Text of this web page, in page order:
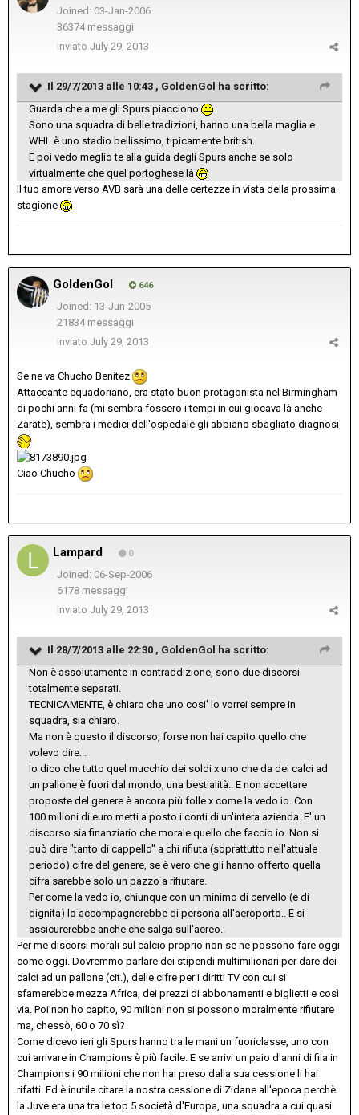
Joined: 03-Jan-2006
36374 messaggi
Inviato July 29, 2013
Il 29/7/2013 alle 10:43 , GoldenGol ha scritto:
Guarda che a me gli Spurs piacciono
Sono una squadra di belle tradizioni, hanno una bella maglia e
WHL è uno stadio bellissimo, tipicamente british.
E poi vedo meglio te alla guida degli Spurs anche se solo
virtualmente che quel portoghese là
Il tuo amore verso AVB sarà una delle certezze in vista della prossima
stagione
GoldenGol 646
Joined: 13-Jun-2005
21834 messaggi
Inviato July 29, 2013
Se ne va Chucho Benitez
Attaccante equadoriano, era stato buon protagonista nel Birmingham
di pochi anni fa (mi sembra fossero i tempi in cui giocava là anche
Zarate), sembra i medici dell'ospedale gli abbiano sbagliato diagnosi
Ciao Chucho
Lampard 0
Joined: 06-Sep-2006
6178 messaggi
Inviato July 29, 2013
Il 28/7/2013 alle 22:30 , GoldenGol ha scritto:
Non è assolutamente in contraddizione, sono due discorsi
totalmente separati.
TECNICAMENTE, è chiaro che uno cosi' lo vorrei sempre in
squadra, sia chiaro.
Ma non è questo il discorso, forse non hai capito quello che
volevo dire...
Io dico che tutto quel mucchio dei soldi x uno che da dei calci ad
un pallone è fuori dal mondo, una bestialità.. E non accettare
proposte del genere è ancora più folle x come la vedo io. Con
100 milioni di euro metti a posto i conti di un'intera azienda. E' un
discorso sia finanziario che morale quello che faccio io. Non si
può dire "tanto di cappello" a chi rifiuta (soprattutto nell'attuale
periodo) cifre del genere, se è vero che gli hanno offerto quella
cifra sarebbe solo un pazzo a rifiutare.
Per come la vedo io, chiunque con un minimo di cervello (e di
dignità) lo accompagnerebbe di persona all'aeroporto.. E si
assicurerebbe anche che salga sull'aereo..
Per me discorsi morali sul calcio proprio non se ne possono fare oggi
come oggi. Dovremmo parlare dei stipendi multimilionari per dare dei
calci ad un pallone (cit.), delle cifre per i diritti TV con cui si
sfamerebbe mezza Africa, dei prezzi di abbonamenti e biglietti e così
via. Poi non ho capito, 90 milioni non si possono moralmente rifiutare
ma, chessò, 60 o 70 sì?
Come dicevo ieri gli Spurs hanno tra le mani un fuoriclasse, uno con
cui arrivare in Champions è più facile. E se arrivi un paio d'anni di fila in
Champions i 90 milioni che non hai preso dalla sua cessione li hai
rifatti. Ed è inutile citare la nostra cessione di Zidane all'epoca perchè
la Juve era una tra le top 5 società d'Europa, una squadra a cui quasi